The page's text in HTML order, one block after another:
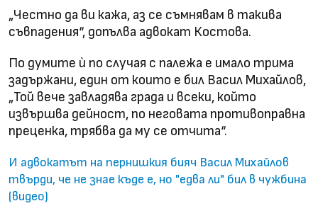
„Честно да ви кажа, аз се съмнявам в такива
съвпадения“, допълва адвокат Костова.
По думите ѝ по случая с палежа е имало трима
задържани, един от които е бил Васил Михайлов,
„Той вече завладява града и всеки, който
извършва дейност, по неговата противоправна
преценка, трябва да му се отчита“.
И адвокатът на пернишкия бияч Васил Михайлов
твърди, че не знае къде е, но "едва ли" бил в чужбина
(видео)